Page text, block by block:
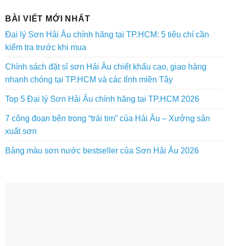
2,246,400₫
BÀI VIẾT MỚI NHẤT
Đại lý Sơn Hải Âu chính hãng tại TP.HCM: 5 tiêu chí cần
kiểm tra trước khi mua
Chính sách đặt sỉ sơn Hải Âu chiết khấu cao, giao hàng
nhanh chóng tại TP.HCM và các tỉnh miền Tây
Top 5 Đại lý Sơn Hải Âu chính hãng tại TP.HCM 2026
7 công đoạn bên trong “trái tim” của Hải Âu – Xưởng sản
xuất sơn
Bảng màu sơn nước bestseller của Sơn Hải Âu 2026